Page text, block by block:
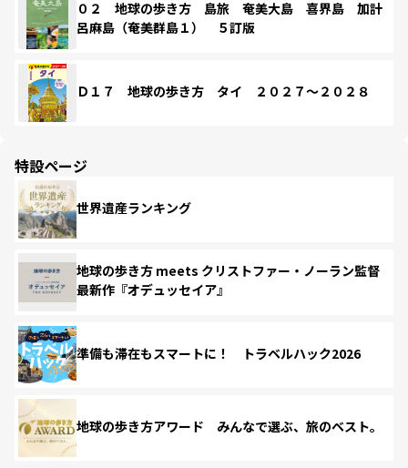
０２ 地球の歩き方 島旅 奄美大島 喜界島 加計
呂麻島（奄美群島１） ５訂版
Ｄ１７ 地球の歩き方 タイ ２０２７～２０２８
特設ページ
世界遺産ランキング
地球の歩き方 meets クリストファー・ノーラン監督
最新作『オデュッセイア』
準備も滞在もスマートに！ トラベルハック2026
地球の歩き方アワード みんなで選ぶ、旅のベスト。